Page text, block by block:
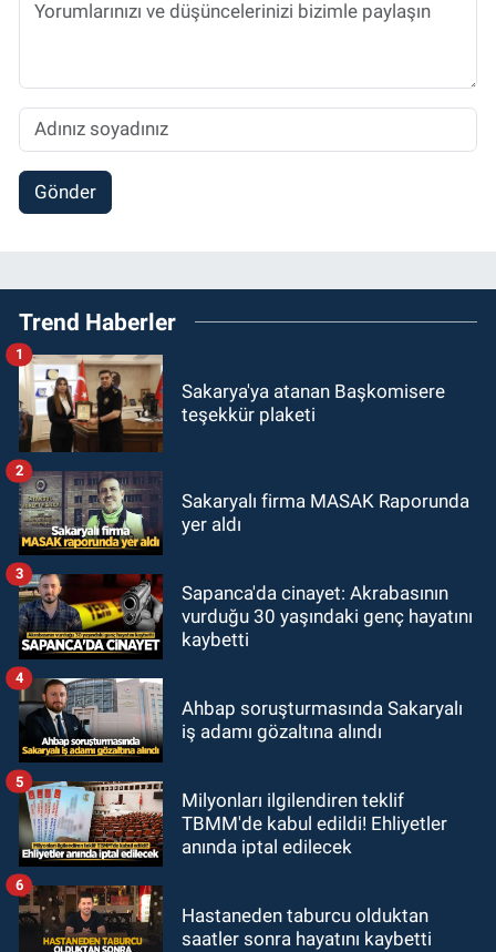
Gönder
Trend Haberler
Sakarya'ya atanan Başkomisere
teşekkür plaketi
1
Sakaryalı firma MASAK Raporunda
yer aldı
2
Sapanca'da cinayet: Akrabasının
vurduğu 30 yaşındaki genç hayatını
kaybetti
3
Ahbap soruşturmasında Sakaryalı
iş adamı gözaltına alındı
4
Milyonları ilgilendiren teklif
TBMM'de kabul edildi! Ehliyetler
anında iptal edilecek
5
Hastaneden taburcu olduktan
saatler sonra hayatını kaybetti
6